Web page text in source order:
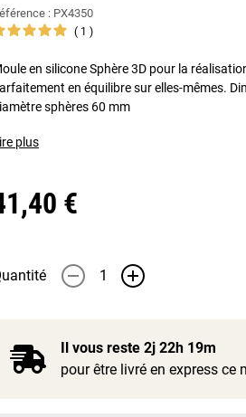
: PX4350
1
en silicone Sphère 3D pour la
en équilibre sur elles-mêmes.
sphères 60 mm
plus
€
- +
Il vous reste 2j 22h 19m
pour être livré en express ce